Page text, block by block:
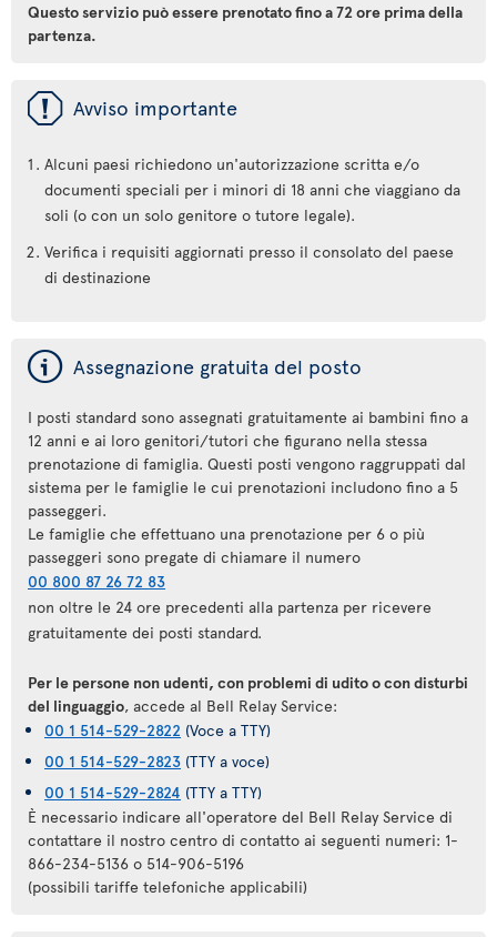
Questo servizio può essere prenotato fino a 72 ore prima della
partenza.
ü Avviso importante
Alcuni paesi richiedono un'autorizzazione scritta e/o
documenti speciali per i minori di 18 anni che viaggiano da
soli (o con un solo genitore o tutore legale).
Verifica i requisiti aggiornati presso il consolato del paese
di destinazione
ý Assegnazione gratuita del posto
I posti standard sono assegnati gratuitamente ai bambini fino a
12 anni e ai loro genitori/tutori che figurano nella stessa
prenotazione di famiglia. Questi posti vengono raggruppati dal
sistema per le famiglie le cui prenotazioni includono fino a 5
passeggeri.
Le famiglie che effettuano una prenotazione per 6 o più
passeggeri sono pregate di chiamare il numero
00 800 87 26 72 83
non oltre le 24 ore precedenti alla partenza per ricevere
gratuitamente dei posti standard.
Per le persone non udenti, con problemi di udito o con disturbi
del linguaggio, accede al Bell Relay Service:
00 1 514-529-2822 (Voce a TTY)
00 1 514-529-2823 (TTY a voce)
00 1 514-529-2824 (TTY a TTY)
È necessario indicare all'operatore del Bell Relay Service di
contattare il nostro centro di contatto ai seguenti numeri: 1-
866-234-5136 o 514-906-5196
(possibili tariffe telefoniche applicabili)